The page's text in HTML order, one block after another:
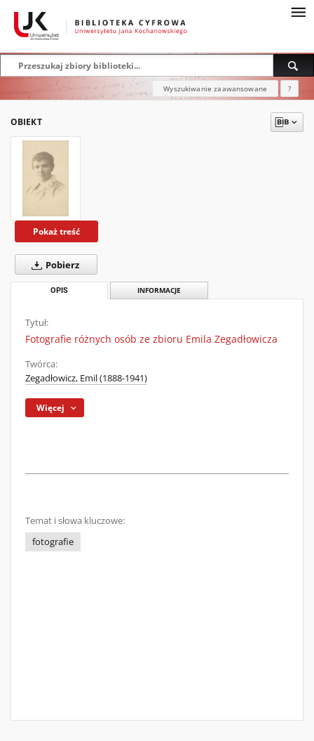
Wyszukiwanie zaawansowane ?
OBIEKT
Pokaż treść
Pobierz
OPIS INFORMACJE
Tytuł:
Fotografie różnych osób ze zbioru Emila Zegadłowicza
Twórca:
Zegadłowicz, Emil (1888-1941)
Więcej
Temat i słowa kluczowe:
fotografie